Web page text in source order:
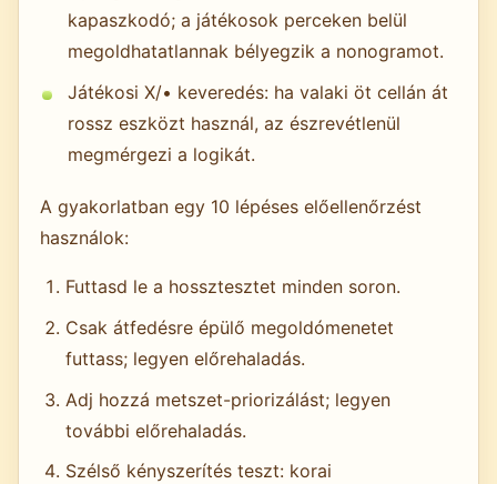
kapaszkodó; a játékosok perceken belül
megoldhatatlannak bélyegzik a nonogramot.
Játékosi X/• keveredés: ha valaki öt cellán át
rossz eszközt használ, az észrevétlenül
megmérgezi a logikát.
A gyakorlatban egy 10 lépéses előellenőrzést
használok:
Futtasd le a hossztesztet minden soron.
Csak átfedésre épülő megoldómenetet
futtass; legyen előrehaladás.
Adj hozzá metszet-priorizálást; legyen
további előrehaladás.
Szélső kényszerítés teszt: korai